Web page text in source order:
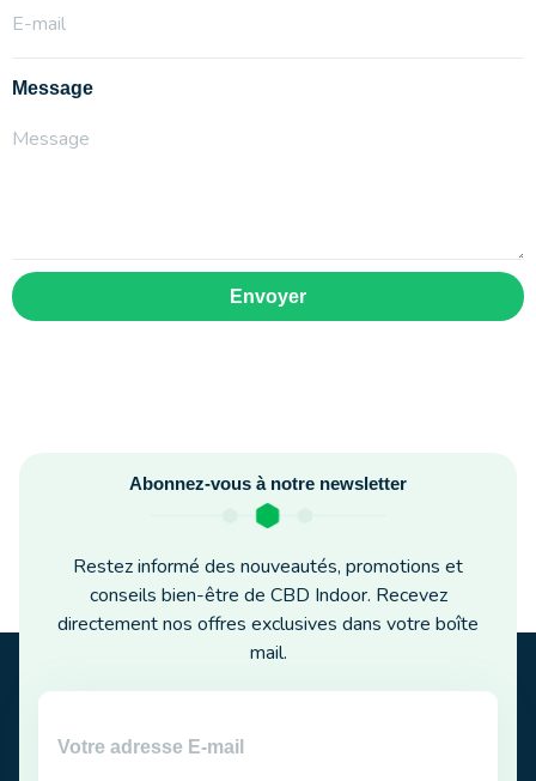
Message
Envoyer
Abonnez-vous à notre newsletter
Restez informé des nouveautés, promotions et
conseils bien-être de CBD Indoor. Recevez
directement nos offres exclusives dans votre boîte
mail.